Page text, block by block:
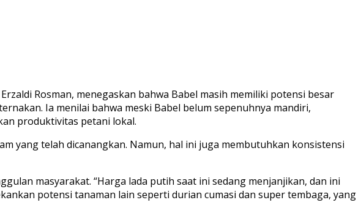
Rosman, menegaskan bahwa Babel masih memiliki potensi besar
Ia menilai bahwa meski Babel belum sepenuhnya mandiri,
produktivitas petani lokal.
yang telah dicanangkan. Namun, hal ini juga membutuhkan konsistensi
masyarakat. “Harga lada putih saat ini sedang menjanjikan, dan ini
potensi tanaman lain seperti durian cumasi dan super tembaga, yang